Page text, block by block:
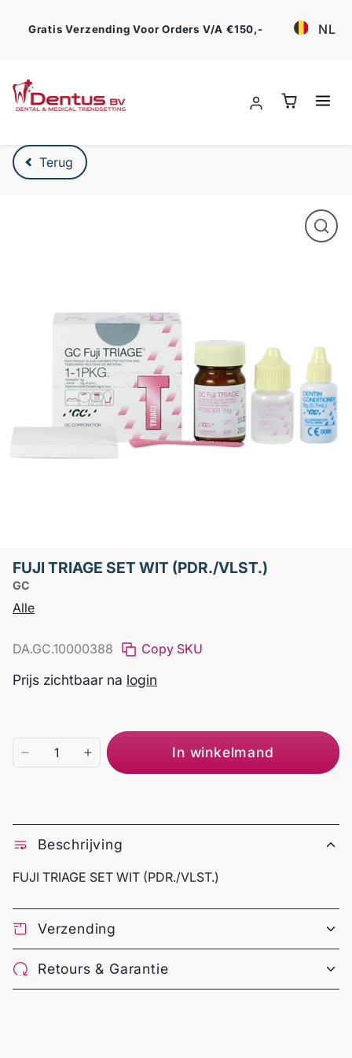
Gratis Verzending Voor Orders V/a €150,- NL
Verder naar product beschrijving
Terug
FUJI TRIAGE SET WIT (PDR./VLST.)
GC
Alle
DA.GC.10000388 Copy SKU
Prijs zichtbaar na login
In winkelmand
Beschrijving
FUJI TRIAGE SET WIT (PDR./VLST.)
Verzending
Retours & Garantie